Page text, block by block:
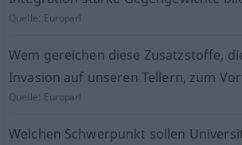
Quelle: Europarl
Wem gereichen diese Zusatzstoffe,
Invasion auf unseren Tellern, zum
Quelle: Europarl
Welchen Schwerpunkt sollen